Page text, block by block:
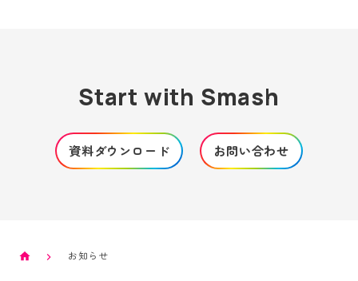
Start with Smash
資料ダウンロード お問い合わせ
お知らせ